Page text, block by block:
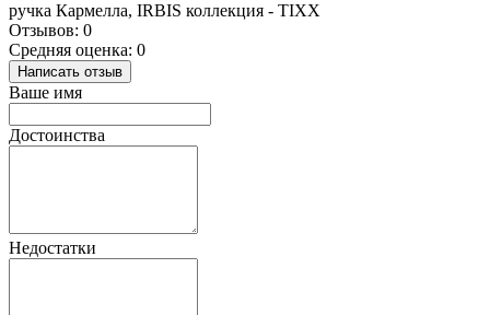
ручка Кармелла, IRBIS коллекция - TIXX
Отзывов: 0
Средняя оценка: 0
Написать отзыв
Ваше имя
Достоинства
Недостатки